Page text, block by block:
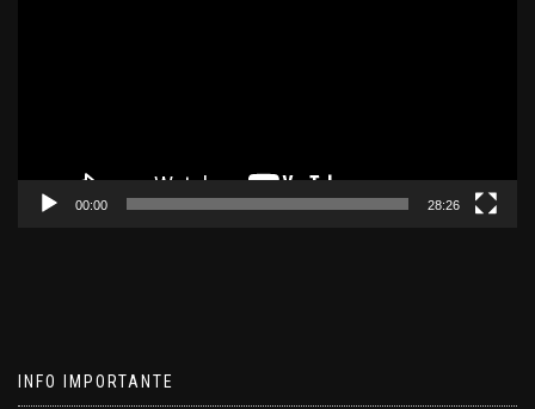
00:00 28:26
INFO IMPORTANTE